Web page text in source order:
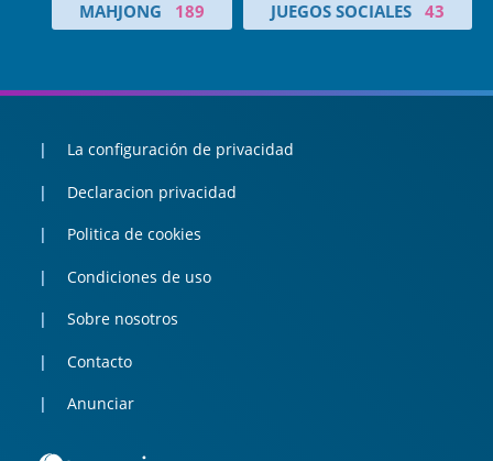
MAHJONG 189 JUEGOS SOCIALES 43
La configuración de privacidad
Declaracion privacidad
Politica de cookies
Condiciones de uso
Sobre nosotros
Contacto
Anunciar